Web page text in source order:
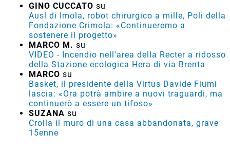
GINO CUCCATO su
Ausl di Imola, robot chirurgico a mille, Poli della
Fondazione Crimola: «Continueremo a
sostenere il progetto»
MARCO M. su
VIDEO - Incendio nell'area della Recter a ridosso
della Stazione ecologica Hera di via Brenta
MARCO su
Basket, il presidente della Virtus Davide Fiumi
lascia: «Ora potrà ambire a nuovi traguardi, ma
continuerò a essere un tifoso»
SUZANA su
Crolla il muro di una casa abbandonata, grave
15enne